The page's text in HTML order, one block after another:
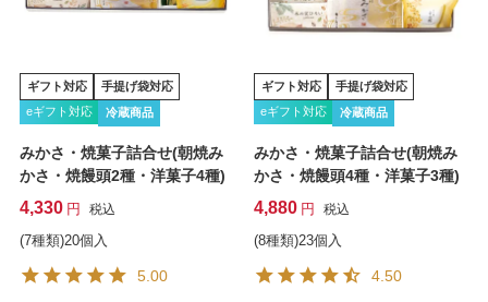
ギフト対応
手提げ袋対応
eギフト対応
冷蔵商品
みかさ・焼菓子詰合せ(朝焼み
かさ・焼饅頭2種・洋菓子4種)
4,330 税込
(7種類)20個入
5.00
ギフト対応
手提げ袋対応
eギフト対応
冷蔵商品
みかさ・焼菓子詰合せ(朝焼み
かさ・焼饅頭4種・洋菓子3種)
4,880 税込
(8種類)23個入
4.50